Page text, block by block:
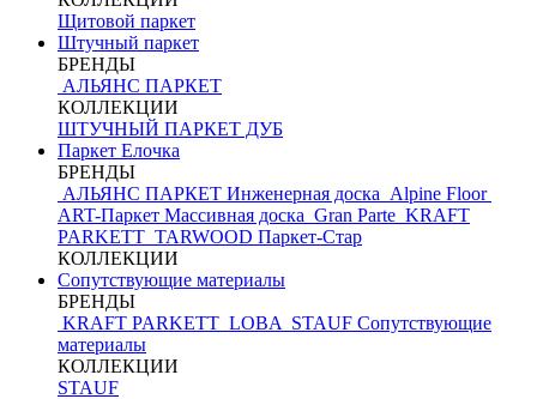
Щитовой паркет
Штучный паркет
БРЕНДЫ
АЛЬЯНС ПАРКЕТ
КОЛЛЕКЦИИ
ШТУЧНЫЙ ПАРКЕТ ДУБ
Паркет Елочка
БРЕНДЫ
АЛЬЯНС ПАРКЕТ Инженерная доска Alpine Floor
ART-Паркет Массивная доска Gran Parte KRAFT
PARKETT TARWOOD Паркет-Стар
КОЛЛЕКЦИИ
Сопутствующие материалы
БРЕНДЫ
KRAFT PARKETT LOBA STAUF Сопутствующие
материалы
КОЛЛЕКЦИИ
STAUF